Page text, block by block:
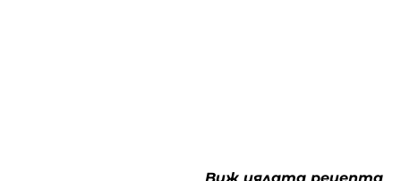
алкохолът се изключва и вместо вино